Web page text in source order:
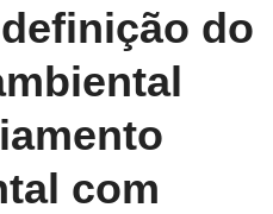
do
com